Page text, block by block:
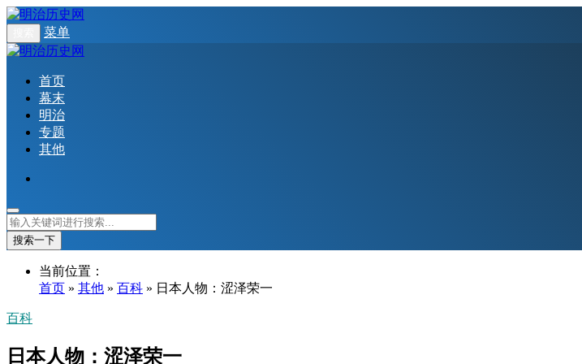
菜单
首页
幕末
明治
专题
其他
搜索一下
当前位置：
首页 » 其他 » 百科 » 日本人物：涩泽荣一
百科
日本人物：涩泽荣一